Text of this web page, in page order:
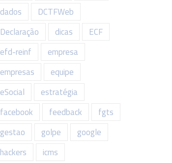
dados
DCTFWeb
Declaração
dicas
ECF
efd-reinf
empresa
empresas
equipe
eSocial
estratégia
facebook
feedback
fgts
gestao
golpe
google
hackers
icms